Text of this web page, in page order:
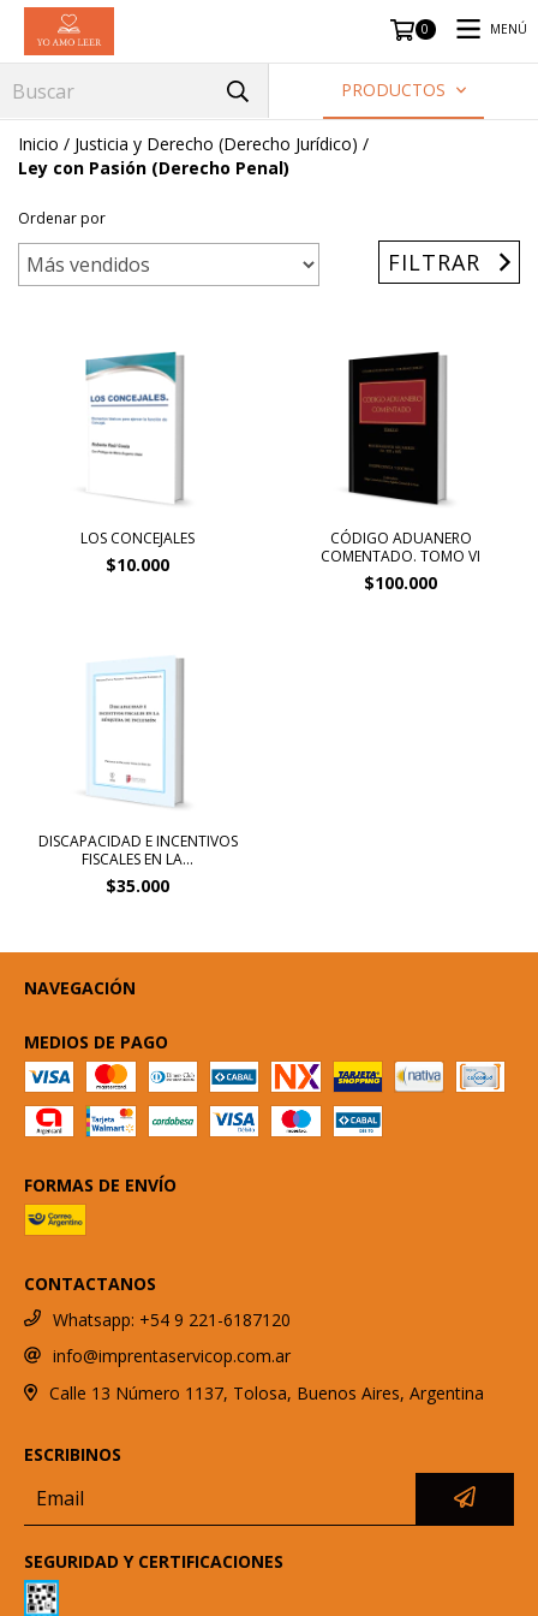
0 MENÚ
PRODUCTOS
Inicio / Justicia y Derecho (Derecho Jurídico) /
Ley con Pasión (Derecho Penal)
Ordenar por
FILTRAR
LOS CONCEJALES
$10.000
CÓDIGO ADUANERO
COMENTADO. TOMO VI
$100.000
DISCAPACIDAD E INCENTIVOS
FISCALES EN LA...
$35.000
NAVEGACIÓN
MEDIOS DE PAGO
FORMAS DE ENVÍO
CONTACTANOS
Whatsapp: +54 9 221-6187120
info@imprentaservicop.com.ar
Calle 13 Número 1137, Tolosa, Buenos Aires, Argentina
ESCRIBINOS
SEGURIDAD Y CERTIFICACIONES